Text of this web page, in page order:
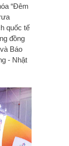
“Đêm
quốc tế
đồng
Báo
- Nhật